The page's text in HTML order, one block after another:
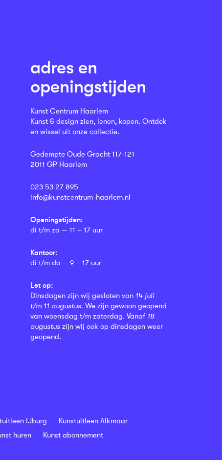
adres en
openingstijden
Kunst Centrum Haarlem
Kunst & design zien, lenen, kopen. Ontdek
en wissel uit onze collectie.
Gedempte Oude Gracht 117-121
2011 GP Haarlem
023 53 27 895
info@kunstcentrum-haarlem.nl
Openingstijden:
di t/m za — 11 – 17 uur
Kantoor:
di t/m do — 9 – 17 uur
Let op:
Dinsdagen zijn wij gesloten van 14 juli
t/m 11 augustus. We zijn gewoon geopend
van woensdag t/m zaterdag. Vanaf 18
augustus zijn wij ook op dinsdagen weer
geopend.
IJburg
Kunstuitleen Alkmaar
huren Kunst abonnement